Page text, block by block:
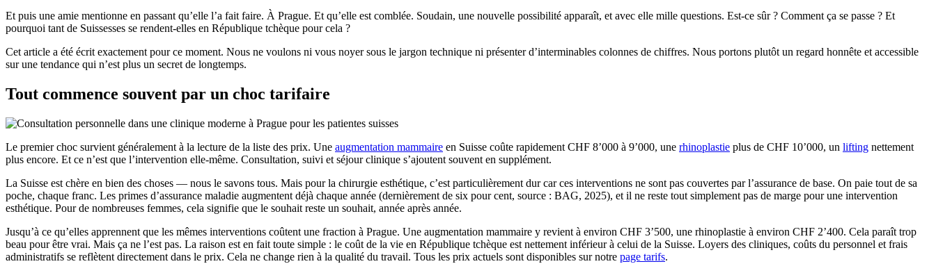
Et puis une amie mentionne en passant qu’elle l’a fait faire. À Prague. Et qu’elle est comblée. Soudain, une nouvelle possibilité apparaît, et avec elle mille questions. Est-ce sûr ? Comment ça se passe ? Et
pourquoi tant de Suissesses se rendent-elles en République tchèque pour cela ?
Cet article a été écrit exactement pour ce moment. Nous ne voulons ni vous noyer sous le jargon technique ni présenter d’interminables colonnes de chiffres. Nous portons plutôt un regard honnête et accessible
sur une tendance qui n’est plus un secret de longtemps.
Tout commence souvent par un choc tarifaire
Le premier choc survient généralement à la lecture de la liste des prix. Une augmentation mammaire en Suisse coûte rapidement CHF 8’000 à 9’000, une rhinoplastie plus de CHF 10’000, un lifting nettement
plus encore. Et ce n’est que l’intervention elle-même. Consultation, suivi et séjour clinique s’ajoutent souvent en supplément.
La Suisse est chère en bien des choses — nous le savons tous. Mais pour la chirurgie esthétique, c’est particulièrement dur car ces interventions ne sont pas couvertes par l’assurance de base. On paie tout de sa
poche, chaque franc. Les primes d’assurance maladie augmentent déjà chaque année (dernièrement de six pour cent, source : BAG, 2025), et il ne reste tout simplement pas de marge pour une intervention
esthétique. Pour de nombreuses femmes, cela signifie que le souhait reste un souhait, année après année.
Jusqu’à ce qu’elles apprennent que les mêmes interventions coûtent une fraction à Prague. Une augmentation mammaire y revient à environ CHF 3’500, une rhinoplastie à environ CHF 2’400. Cela paraît trop
beau pour être vrai. Mais ça ne l’est pas. La raison est en fait toute simple : le coût de la vie en République tchèque est nettement inférieur à celui de la Suisse. Loyers des cliniques, coûts du personnel et frais
administratifs se reflètent directement dans le prix. Cela ne change rien à la qualité du travail. Tous les prix actuels sont disponibles sur notre page tarifs.